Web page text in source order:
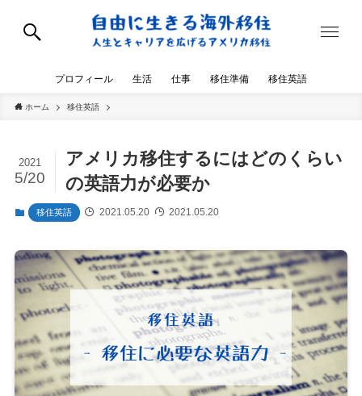
プロフィール 生活 仕事 移住準備 移住英語
ホーム 移住英語
アメリカ移住するにはどのくらい
の英語力が必要か
2021
5/20
移住英語 2021.05.20 2021.05.20